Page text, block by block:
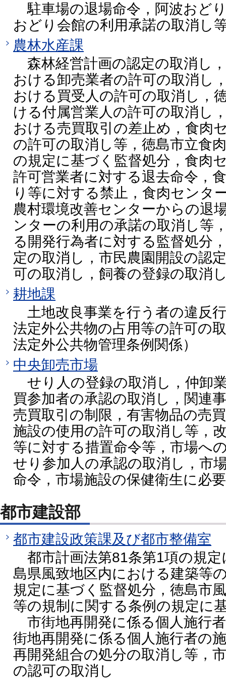
駐車場の退場命令，阿波おど
おどり会館の利用承諾の取消し
農林水産課
森林経営計画の認定の取消し
おける卸売業者の許可の取消し
おける買受人の許可の取消し，
ける付属営業人の許可の取消し
おける売買取引の差止め，食肉
の許可の取消し等，徳島市立食
の規定に基づく監督処分，食肉
許可営業者に対する退去命令，
り等に対する禁止，食肉センタ
農村環境改善センターからの退
ンターの利用の承諾の取消し等
る開発行為者に対する監督処分
定の取消し，市民農園開設の認
可の取消し，飼養の登録の取消
耕地課
土地改良事業を行う者の違反
法定外公共物の占用等の許可の
法定外公共物管理条例関係）
中央卸売市場
せり人の登録の取消し，仲卸
買参加者の承認の取消し，関連
売買取引の制限，有害物品の売
施設の使用の許可の取消し等，
等に対する措置命令等，市場へ
せり参加人の承認の取消し，市
命令，市場施設の保健衛生に必
都市建設部
都市建設政策課及び都市整備室
都市計画法第81条第1項の規定
島県風致地区内における建築等
規定に基づく監督処分，徳島市
等の規制に関する条例の規定に
市街地再開発に係る個人施行
街地再開発に係る個人施行者の
再開発組合の処分の取消し等，
の認可の取消し